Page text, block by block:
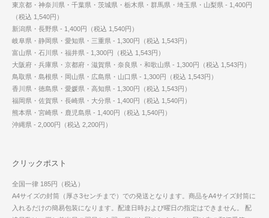
東京都・神奈川県・千葉県・茨城県・栃木県・群馬県・埼玉県・山梨県 - 1,400円
（税込 1,540円）
新潟県・長野県 - 1,400円（税込 1,540円）
岐阜県・静岡県・愛知県・三重県 - 1,300円（税込 1,543円）
富山県・石川県・福井県 - 1,300円（税込 1,543円）
大阪府・兵庫県・京都府・滋賀県・奈良県・和歌山県 - 1,300円（税込 1,543円）
鳥取県・島根県・岡山県・広島県・山口県 - 1,300円（税込 1,543円）
香川県・徳島県・愛媛県・高知県 - 1,300円（税込 1,543円）
福岡県・佐賀県・長崎県・大分県 - 1,400円（税込 1,540円）
熊本県・宮崎県・鹿児島県 - 1,400円（税込 1,540円）
沖縄県 - 2,000円（税込 2,200円）
クリックポスト
全国一律 185円（税込）
A4サイズの封筒（厚さ3センチまで）での発送となります。商品をA4サイズ封筒に
入れるだけの簡易包装になります。配達日時および曜日の指定はできません。 配